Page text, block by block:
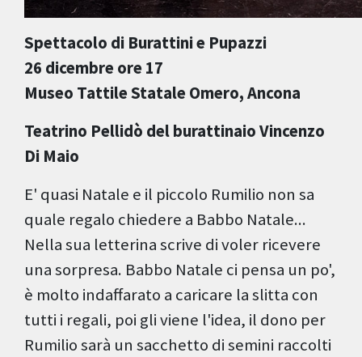
Spettacolo di Burattini e Pupazzi
26 dicembre ore 17
Museo Tattile Statale Omero, Ancona
Teatrino Pellidò del burattinaio Vincenzo
Di Maio
E' quasi Natale e il piccolo Rumilio non sa
quale regalo chiedere a Babbo Natale...
Nella sua letterina scrive di voler ricevere
una sorpresa. Babbo Natale ci pensa un po',
è molto indaffarato a caricare la slitta con
tutti i regali, poi gli viene l'idea, il dono per
Rumilio sarà un sacchetto di semini raccolti